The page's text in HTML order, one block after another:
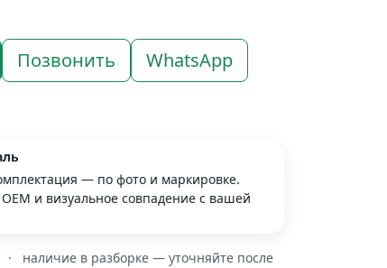
Позвонить
WhatsApp
— по фото и маркировке.
и визуальное совпадение с вашей
·
наличие в разборке — уточняйте после